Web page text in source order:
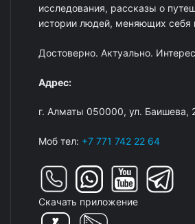
исследования, рассказы о
истории людей, меняющих себя
Достоверно. Актуально.
Адрес:
г. Алматы 050000, ул. Баишева,
Моб тел: +7 771 742 22 64
Скачать приложение